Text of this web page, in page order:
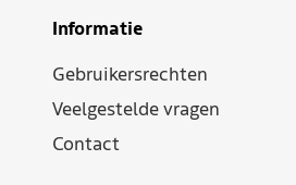
Informatie
Gebruikersrechten
Veelgestelde vragen
Contact